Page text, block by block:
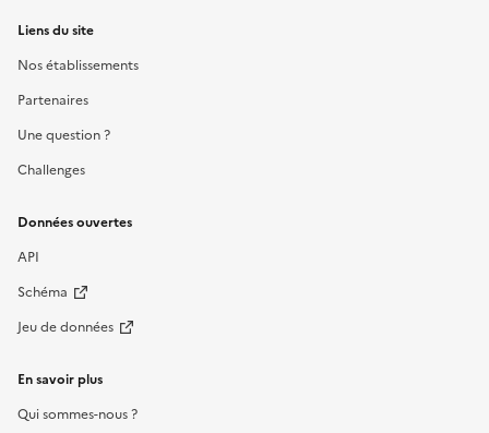
Liens du site
Nos établissements
Partenaires
Une question ?
Challenges
Données ouvertes
API
Schéma
Jeu de données
En savoir plus
Qui sommes-nous ?